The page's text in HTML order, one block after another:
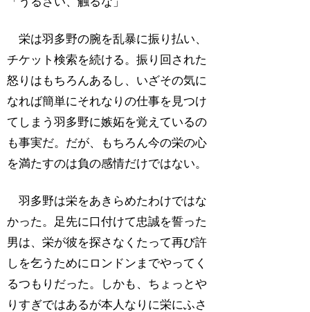
栄は羽多野の腕を乱暴に振り払い、
チケット検索を続ける。振り回された
怒りはもちろんあるし、いざその気に
なれば簡単にそれなりの仕事を見つけ
てしまう羽多野に嫉妬を覚えているの
も事実だ。だが、もちろん今の栄の心
を満たすのは負の感情だけではない。
羽多野は栄をあきらめたわけではな
かった。足先に口付けて忠誠を誓った
男は、栄が彼を探さなくたって再び許
しを乞うためにロンドンまでやってく
るつもりだった。しかも、ちょっとや
りすぎではあるが本人なりに栄にふさ